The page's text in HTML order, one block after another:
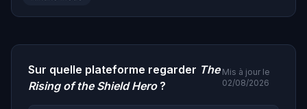
Sur quelle plateforme regarder The
Rising of the Shield Hero?
Mis à jour le
02/08/2026